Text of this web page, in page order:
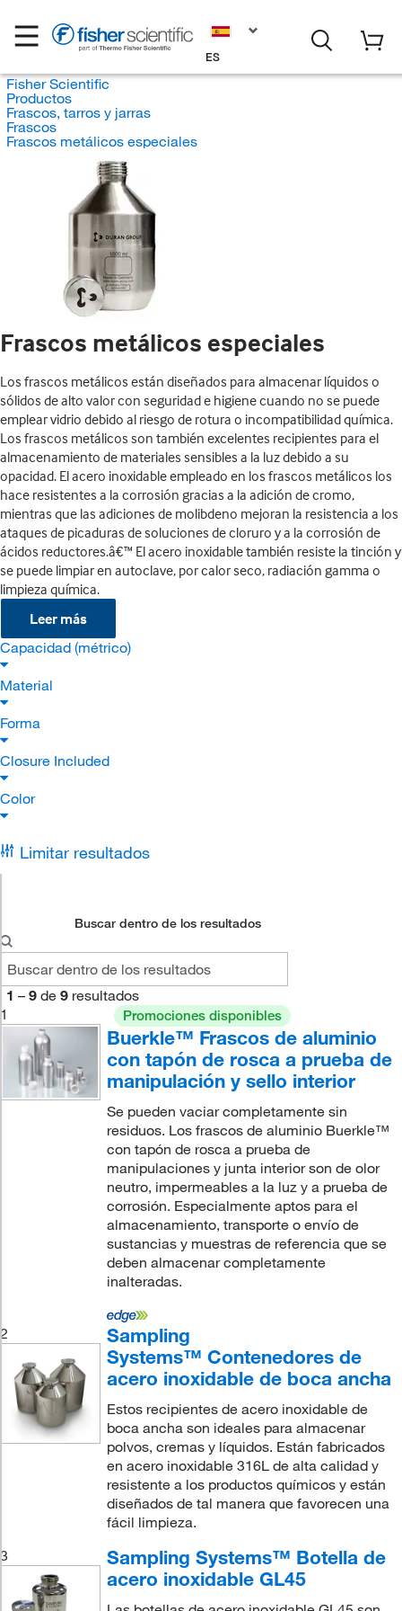
ES
Fisher Scientific
Productos
Frascos, tarros y jarras
Frascos
Frascos metálicos especiales
Frascos metálicos especiales
Los frascos metálicos están diseñados para almacenar líquidos o
sólidos de alto valor con seguridad e higiene cuando no se puede
emplear vidrio debido al riesgo de rotura o incompatibilidad química.
Los frascos metálicos son también excelentes recipientes para el
almacenamiento de materiales sensibles a la luz debido a su
opacidad. El acero inoxidable empleado en los frascos metálicos los
hace resistentes a la corrosión gracias a la adición de cromo,
mientras que las adiciones de molibdeno mejoran la resistencia a los
ataques de picaduras de soluciones de cloruro y a la corrosión de
ácidos reductores.â€™ El acero inoxidable también resiste la tinción y
se puede limpiar en autoclave, por calor seco, radiación gamma o
limpieza química.
Leer más
Capacidad (métrico)
Material
Forma
Closure Included
Color
Limitar resultados
Buscar dentro de los resultados
1 – 9 de 9 resultados
1
Promociones disponibles
Buerkle™ Frascos de aluminio
con tapón de rosca a prueba de
manipulación y sello interior
Se pueden vaciar completamente sin
residuos. Los frascos de aluminio Buerkle™
con tapón de rosca a prueba de
manipulaciones y junta interior son de olor
neutro, impermeables a la luz y a prueba de
corrosión. Especialmente aptos para el
almacenamiento, transporte o envío de
sustancias y muestras de referencia que se
deben almacenar completamente
inalteradas.
2
Sampling
Systems™ Contenedores de
acero inoxidable de boca ancha
Estos recipientes de acero inoxidable de
boca ancha son ideales para almacenar
polvos, cremas y líquidos. Están fabricados
en acero inoxidable 316L de alta calidad y
resistente a los productos químicos y están
diseñados de tal manera que favorecen una
fácil limpieza.
3
Sampling Systems™ Botella de
acero inoxidable GL45